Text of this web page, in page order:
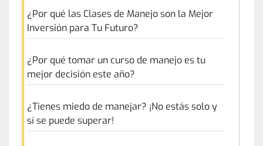
¿Por qué las Clases de Manejo son la Mejor
Inversión para Tu Futuro?
¿Por qué tomar un curso de manejo es tu
mejor decisión este año?
¿Tienes miedo de manejar? ¡No estás solo y
sí se puede superar!